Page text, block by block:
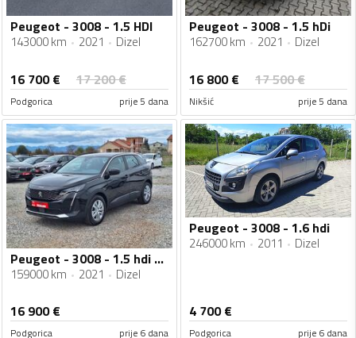
Peugeot - 3008 - 1.5 HDI
143000 km 2021 Dizel
16 700€ 17 200€
Podgorica prije 5 dana
Peugeot - 3008 - 1.5 hDi
162700 km 2021 Dizel
16 800€ 17 500€
Nikšić prije 5 dana
Peugeot - 3008 - 1.5 hdi automatik
159000 km 2021 Dizel
16 900€
Podgorica prije 6 dana
Peugeot - 3008 - 1.6 hdi
246000 km 2011 Dizel
4 700€
Podgorica prije 6 dana